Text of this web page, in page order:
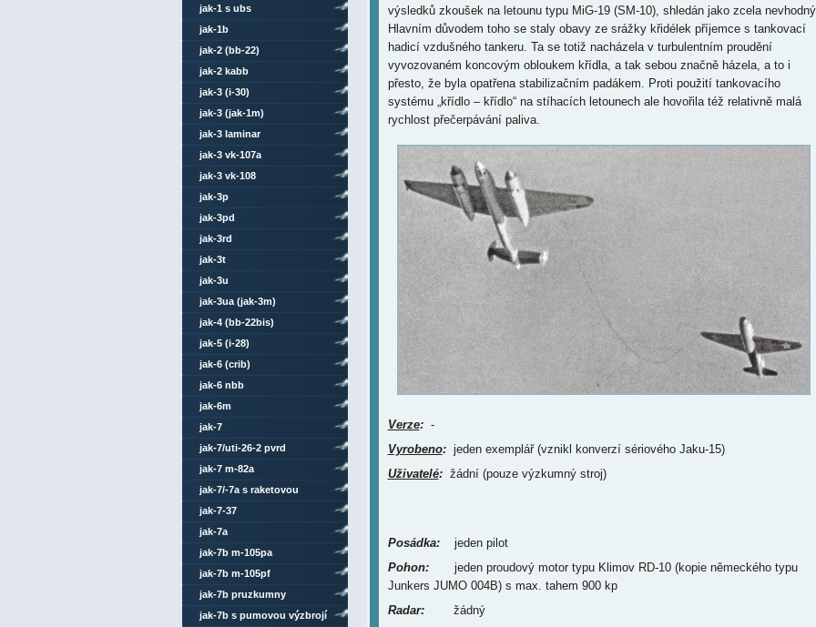
výsledků zkoušek na letounu typu MiG-19 (SM-10), shledán jako zcela
Hlavním důvodem toho se staly obavy ze srážky křidélek příjemce s tankovací
hadicí vzdušného tankeru. Ta se totiž nacházela v turbulentním proudění
vyvozovaném koncovým obloukem křídla, a tak sebou značně házela, a to i
přesto, že byla opatřena stabilizačním padákem. Proti použití tankovacího
systému „křídlo – křídlo“ na stíhacích letounech ale hovořila též relativně malá
rychlost přečerpávání paliva.
Verze:-
Vyrobeno:jeden exemplář (vznikl konverzí sériového Jaku-15)
Uživatelé:žádní (pouze výzkumný stroj)
Posádka:jeden pilot
Pohon:jeden proudový motor typu Klimov RD-10 (kopie německého typu
Junkers JUMO 004B) s max. tahem 900 kp
Radar:žádný
jak-1 s ubs
jak-1b
jak-2 (bb-22)
jak-2 kabb
jak-3 (i-30)
jak-3 (jak-1m)
jak-3 laminar
jak-3 vk-107a
jak-3 vk-108
jak-3p
jak-3pd
jak-3rd
jak-3t
jak-3u
jak-3ua (jak-3m)
jak-4 (bb-22bis)
jak-5 (i-28)
jak-6 (crib)
jak-6 nbb
jak-6m
jak-7
jak-7/uti-26-2 pvrd
jak-7 m-82a
jak-7/-7a s raketovou
výzbrojí
jak-7-37
jak-7a
jak-7b m-105pa
jak-7b m-105pf
jak-7b pruzkumny
jak-7b s pumovou výzbrojí